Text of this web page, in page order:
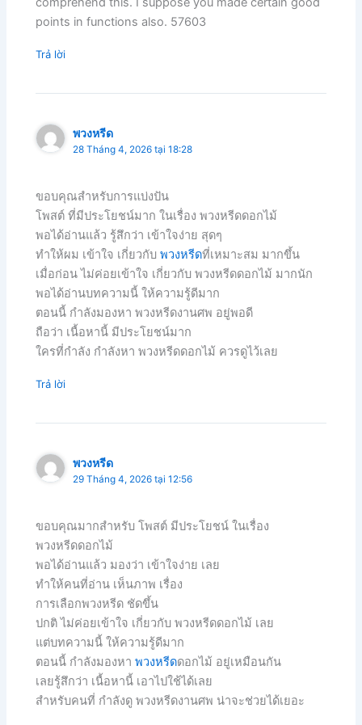
points in functions also. 57603
Trả lời
พวงหรีด
28 Tháng 4, 2026 tại 18:28
ขอบคุณสำหรับการแบ่งปัน
โพสต์ ที่มีประโยชน์มาก ในเรื่อง พวงหรีดดอกไม้
พอได้อ่านแล้ว รู้สึกว่า เข้าใจง่าย สุดๆ
ทำให้ผม เข้าใจ เกี่ยวกับพวงหรีดที่เหมาะสม มากขึ้น
เมื่อก่อน ไม่ค่อยเข้าใจ เกี่ยวกับ พวงหรีดดอกไม้ มากนัก
พอได้อ่านบทความนี้ ให้ความรู้ดีมาก
ตอนนี้ กำลังมองหา พวงหรีดงานศพ อยู่พอดี
ถือว่า เนื้อหานี้ มีประโยชน์มาก
ใครที่กำลัง กำลังหา พวงหรีดดอกไม้ ควรดูไว้เลย
Trả lời
พวงหรีด
29 Tháng 4, 2026 tại 12:56
ขอบคุณมากสำหรับ โพสต์ มีประโยชน์ ในเรื่อง
พวงหรีดดอกไม้
พอได้อ่านแล้ว มองว่า เข้าใจง่าย เลย
ทำให้คนที่อ่าน เห็นภาพ เรื่อง
การเลือกพวงหรีด ชัดขึ้น
ปกติ ไม่ค่อยเข้าใจ เกี่ยวกับ พวงหรีดดอกไม้ เลย
แต่บทความนี้ ให้ความรู้ดีมาก
ตอนนี้ กำลังมองหาพวงหรีดดอกไม้ อยู่เหมือนกัน
เลยรู้สึกว่า เนื้อหานี้ เอาไปใช้ได้เลย
สำหรับคนที่ กำลังดู พวงหรีดงานศพ น่าจะช่วยได้เยอะ